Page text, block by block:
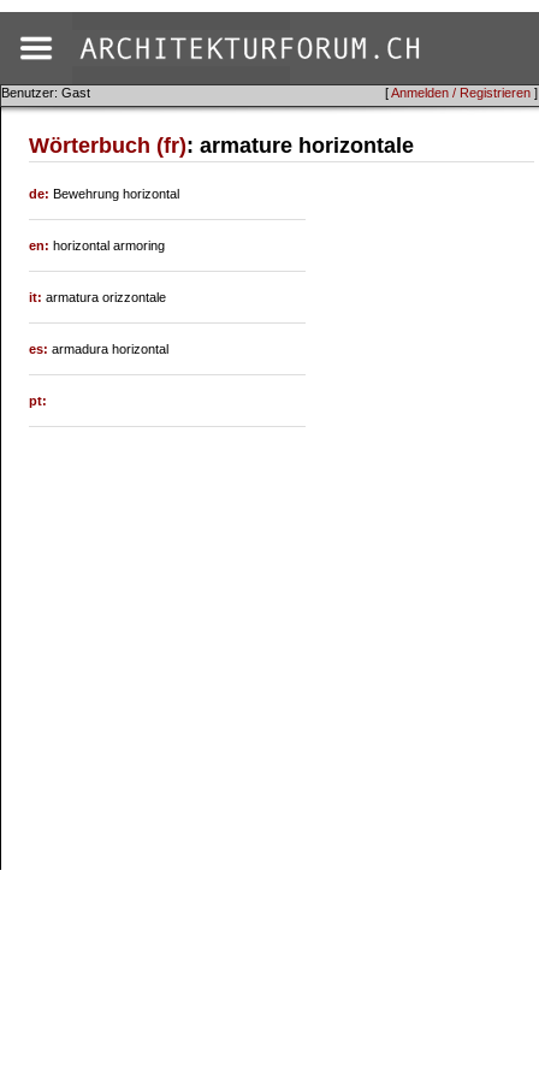
[Anmelden / Registrieren ]
Benutzer: Gast
Wörterbuch (fr): armature horizontale
de:Bewehrung horizontal
en:horizontal armoring
it:armatura orizzontale
es:armadura horizontal
pt: